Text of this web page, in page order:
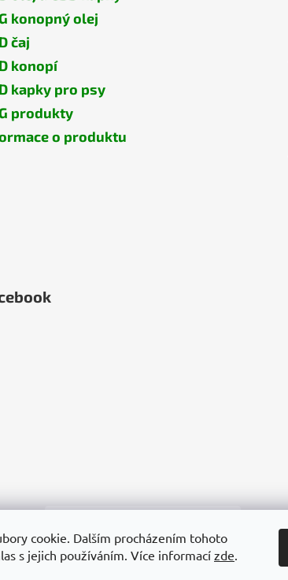
cookie. Dalším procházením tohoto
s jejich používáním. Více informacízde.
konopný olej
čaj
konopí
kapky pro psy
produkty
o produktu